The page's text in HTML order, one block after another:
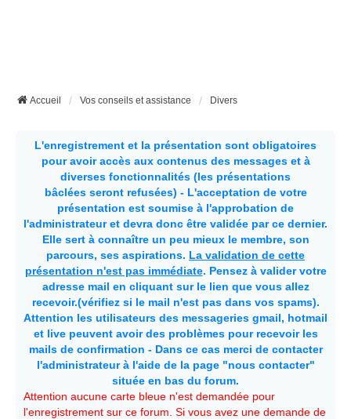
Accueil Vos conseils et assistance Divers
L'enregistrement et la présentation sont obligatoires
pour avoir accès aux contenus des messages et à
diverses fonctionnalités (les présentations
bâclées seront refusées) - L'acceptation de votre
présentation est soumise à l'approbation de
l'administrateur et devra donc être validée par ce dernier.
Elle sert à connaître un peu mieux le membre, son
parcours, ses aspirations. La validation de cette
présentation n'est pas immédiate. Pensez à valider votre
adresse mail en cliquant sur le lien que vous allez
recevoir.(vérifiez si le mail n'est pas dans vos spams).
Attention les utilisateurs des messageries gmail, hotmail
et live peuvent avoir des problèmes pour recevoir les
mails de confirmation - Dans ce cas merci de contacter
l'administrateur à l'aide de la page "nous contacter"
située en bas du forum.
Attention aucune carte bleue n'est demandée pour
l'enregistrement sur ce forum. Si vous avez une demande de